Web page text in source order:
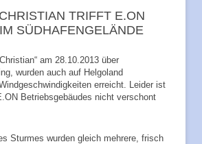
TRIFFT E.ON
SÜDHAFENGELÄNDE
am 28.10.2013 über
wurden auch auf Helgoland
erreicht. Leider ist
Betriebsgebäudes nicht verschont
Sturmes wurden gleich mehrere, frisch